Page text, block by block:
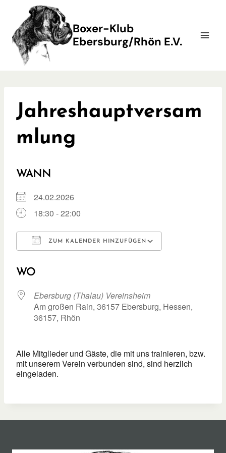
springen
Boxer-Klub
Ebersburg/Rhön E.V.
Jahreshauptversam
mlung
WANN
24.02.2026
18:30 - 22:00
ZUM KALENDER HINZUFÜGEN
WO
Ebersburg (Thalau) Vereinsheim
Am großen Rain, 36157 Ebersburg, Hessen,
36157, Rhön
Alle Mitglieder und Gäste, die mit uns trainieren, bzw.
mit unserem Verein verbunden sind, sind herzlich
eingeladen.